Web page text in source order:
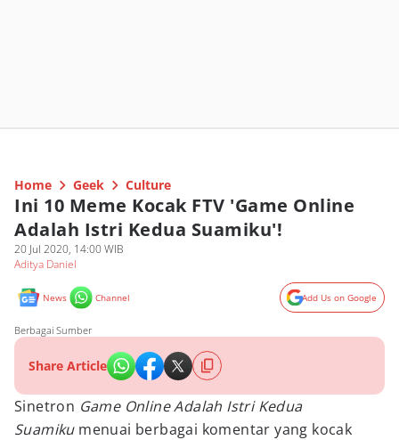
Home Geek Culture
Ini 10 Meme Kocak FTV 'Game Online
Adalah Istri Kedua Suamiku'!
20 Jul 2020, 14:00 WIB
Aditya Daniel
News Channel Add Us on Google
Berbagai Sumber
Share Article
Sinetron Game Online Adalah Istri Kedua
Suamiku menuai berbagai komentar yang kocak